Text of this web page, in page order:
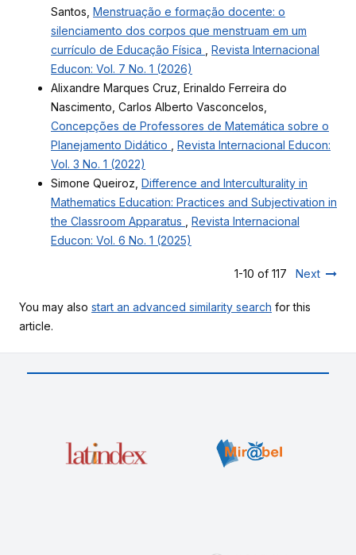
Santos, Menstruação e formação docente: o
silenciamento dos corpos que menstruam em um
currículo de Educação Física
Revista Internacional
Educon: Vol. 7 No. 1 (2026)
Alixandre Marques Cruz, Erinaldo Ferreira do
Nascimento, Carlos Alberto Vasconcelos,
Concepções de Professores de Matemática sobre o
Planejamento Didático
Revista Internacional Educon:
Vol. 3 No. 1 (2022)
Simone Queiroz, Difference and Interculturality in
Mathematics Education: Practices and Subjectivation in
the Classroom Apparatus
Revista Internacional
Educon: Vol. 6 No. 1 (2025)
1-10 of 117 Next
You may also start an advanced similarity search for this
article.